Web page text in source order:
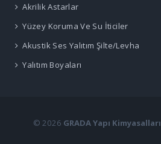
Akrilik Astarlar
Yüzey Koruma Ve Su İticiler
Akustik Ses Yalıtım Şilte/Levha
Yalıtım Boyaları
© 2026 GRADA Yapı Kimyasalları